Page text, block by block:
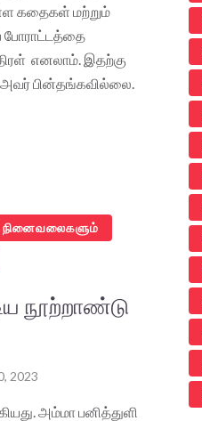
கதைகள் மற்றும்
போராட்டத்தை
எனலாம். இதற்கு
அவர் பின்தங்கவில்லை.
நூற்றாண்டு
2023
அம்மா பனித்துளி